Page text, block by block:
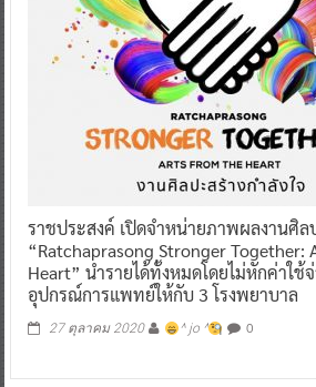
ราชประสงค์ เปิดจำหน่ายภาพผลงานศิ
“Ratchaprasong Stronger Together:
Heart” นำรายได้ทั้งหมดโดยไม่หักค่าใช้
อุปกรณ์การแพทย์ให้กับ 3 โรงพยาบาล
27 ตุลาคม 2020 ^ jo ^ 0